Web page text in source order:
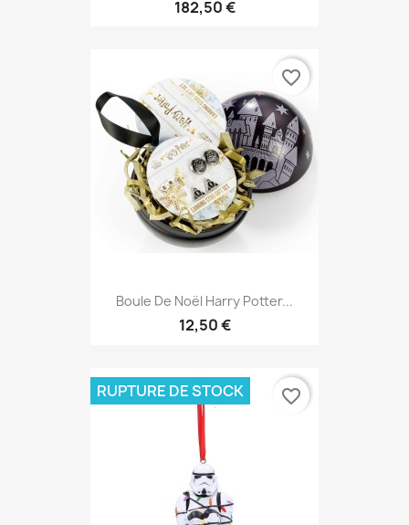
182,50 €
Boule De Noël Harry Potter...
12,50 €
favorite_border
RUPTURE DE STOCK favorite_border